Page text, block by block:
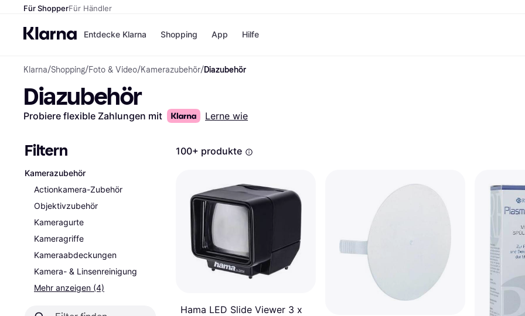
Für ShopperFür Händler
Entdecke Klarna
Zahlungsmethoden
Bezahle in 3
Teilzahlungen
Tagen
Ratenzahlung
Shopping
Shops
Temu
Samsung
App Hilfe
Klarna/Shopping/Foto & Video/Kamerazubehör/Diazubehör
Diazubehör
Probiere flexible Zahlungen mit Lerne wie
Filtern
Kamerazubehör
Actionkamera-Zubehör
Objektivzubehör
Kameragurte
Kameragriffe
Kameraabdeckungen
Kamera- & Linsenreinigung
Mehr anzeigen (4)
100+ produkte
Hama LED Slide Viewer 3 x